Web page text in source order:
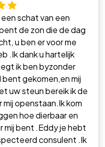
schat van een
de zon die de dag
u ben er voor me
.Ik dank u hartelijk
ik ben byzonder
bent gekomen,en mij
uw steun bereik ik de
openstaan.Ik kom
hoe dierbaar en
mij bent .Eddy je hebt
consulent .Ik